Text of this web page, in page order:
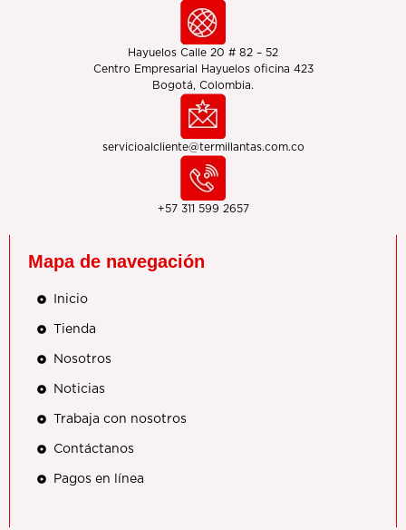
Hayuelos Calle 20 # 82 – 52
Centro Empresarial Hayuelos oficina 423
Bogotá, Colombia.
servicioalcliente@termillantas.com.co
+57 311 599 2657
Mapa de navegación
Inicio
Tienda
Nosotros
Noticias
Trabaja con nosotros
Contáctanos
Pagos en línea